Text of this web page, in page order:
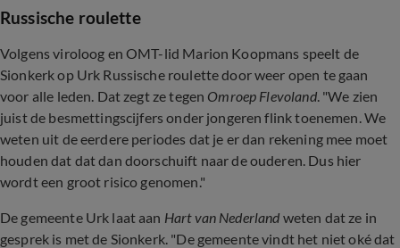
Russische roulette
Volgens viroloog en OMT-lid Marion Koopmans speelt de
Sionkerk op Urk Russische roulette door weer open te gaan
voor alle leden. Dat zegt ze tegen Omroep Flevoland. "We zien
juist de besmettingscijfers onder jongeren flink toenemen. We
weten uit de eerdere periodes dat je er dan rekening mee moet
houden dat dat dan doorschuift naar de ouderen. Dus hier
wordt een groot risico genomen."
De gemeente Urk laat aan Hart van Nederland weten dat ze in
gesprek is met de Sionkerk. "De gemeente vindt het niet oké dat